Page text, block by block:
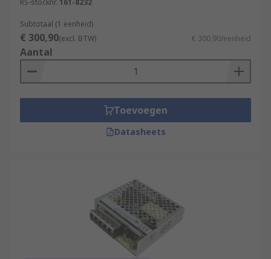
RS-stocknr. 161-8232
Subtotaal (1 eenheid)
€ 300,90(excl. BTW) € 300,90/eenheid
Aantal
Toevoegen
Datasheets